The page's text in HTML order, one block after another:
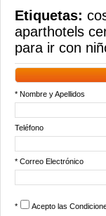
Etiquetas:
aparthotels
para ir con
* Nombre y Apellidos
Teléfono
* Correo Electrónico
* Acepto las